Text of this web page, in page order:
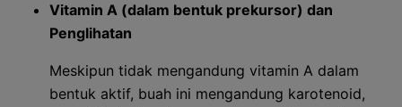
Vitamin A (dalam bentuk prekursor) dan
Penglihatan
Meskipun tidak mengandung vitamin A dalam
bentuk aktif, buah ini mengandung karotenoid,